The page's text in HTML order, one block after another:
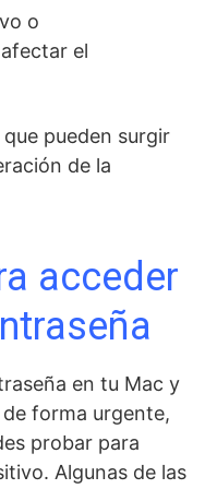
o‍
el
pueden surgir
de ‍la
acceder
en tu Mac y
forma urgente,
probar para
Algunas de las